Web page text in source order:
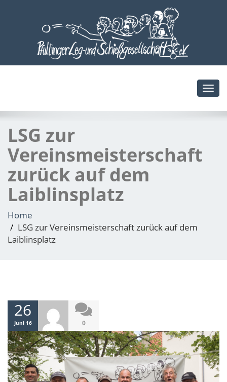
LSG zur
Vereinsmeisterschaft
zurück auf dem
Laiblinsplatz
Home
LSG zur Vereinsmeisterschaft zurück auf dem
Laiblinsplatz
26
Juni 16 0